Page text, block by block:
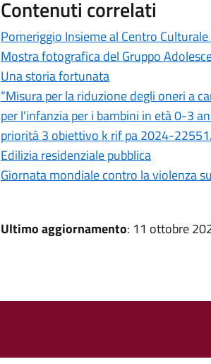
Contenuti correlati
Pomeriggio Insieme al Centro
Mostra fotografica del Gruppo
Una storia fortunata
“Misura per la riduzione degli oneri a
per l'infanzia per i bambini in età 0-3
priorità 3 obiettivo k rif pa 2024-
Edilizia residenziale pubblica
Giornata mondiale contro la violenza
Ultimo aggiornamento: 11 ottobre